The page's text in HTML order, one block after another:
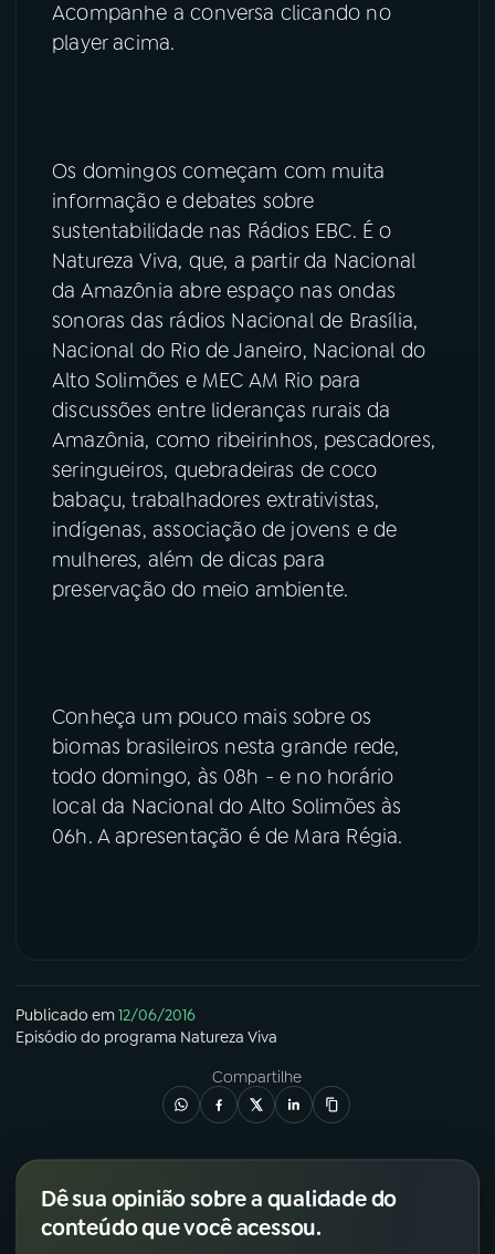
Acompanhe a conversa clicando no
player acima.
Os domingos começam com muita
informação e debates sobre
sustentabilidade nas Rádios EBC. É o
Natureza Viva, que, a partir da Nacional
da Amazônia abre espaço nas ondas
sonoras das rádios Nacional de Brasília,
Nacional do Rio de Janeiro, Nacional do
Alto Solimões e MEC AM Rio para
discussões entre lideranças rurais da
Amazônia, como ribeirinhos, pescadores,
seringueiros, quebradeiras de coco
babaçu, trabalhadores extrativistas,
indígenas, associação de jovens e de
mulheres, além de dicas para
preservação do meio ambiente.
Conheça um pouco mais sobre os
biomas brasileiros nesta grande rede,
todo domingo, às 08h - e no horário
local da Nacional do Alto Solimões às
06h. A apresentação é de Mara Régia.
Publicado em12/06/2016
Episódio do programa Natureza Viva
Compartilhe
Dê sua opinião sobre a qualidade do
conteúdo que você acessou.